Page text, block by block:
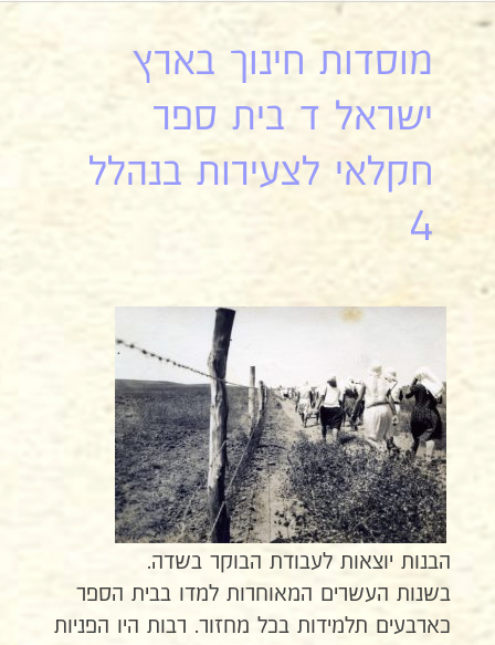
מוסדות חינוך בארץ
ישראל ד בית ספר
חקלאי לצעירות בנהלל
4
הבנות יוצאות לעבודת הבוקר בשדה.
בשנות העשרים המאוחרות למדו בבית הספר
כארבעים תלמידות בכל מחזור. רבות היו הפניות